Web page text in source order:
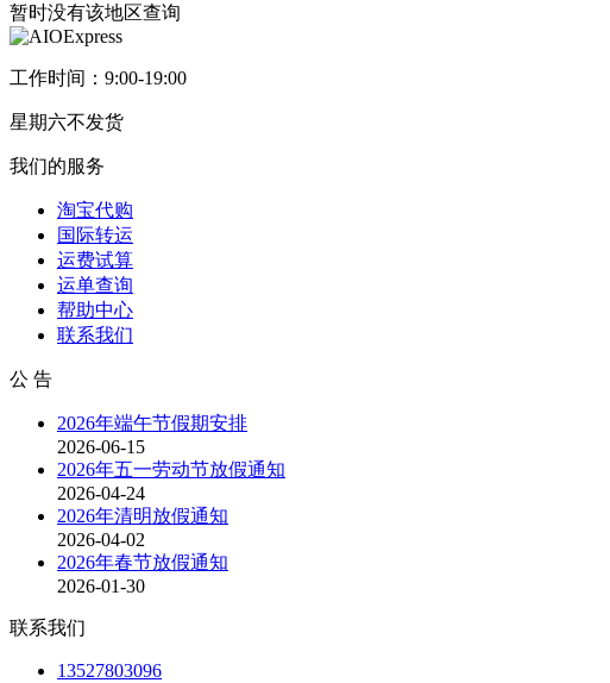
暂时没有该地区查询
工作时间：9:00-19:00
星期六不发货
我们的服务
淘宝代购
国际转运
运费试算
运单查询
帮助中心
联系我们
公 告
2026年端午节假期安排
2026-06-15
2026年五一劳动节放假通知
2026-04-24
2026年清明放假通知
2026-04-02
2026年春节放假通知
2026-01-30
联系我们
13527803096